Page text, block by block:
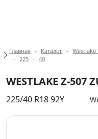
Купить
Хлебные
Главная Каталог Westlake
225
40
WESTLAKE Z-507
225/40 R18 92Y